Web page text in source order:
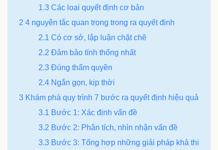
1.3 Các loại quyết định cơ bản
2 4 nguyên tắc quan trọng trong ra quyết định
2.1 Có cơ sở, lập luận chặt chẽ
2.2 Đảm bảo tính thống nhất
2.3 Đúng thẩm quyền
2.4 Ngắn gọn, kịp thời
3 Khám phá quy trình 7 bước ra quyết định hiệu quả
3.1 Bước 1: Xác định vấn đề
3.2 Bước 2: Phân tích, nhìn nhận vấn đề
3.3 Bước 3: Tổng hợp những giải pháp khả thi